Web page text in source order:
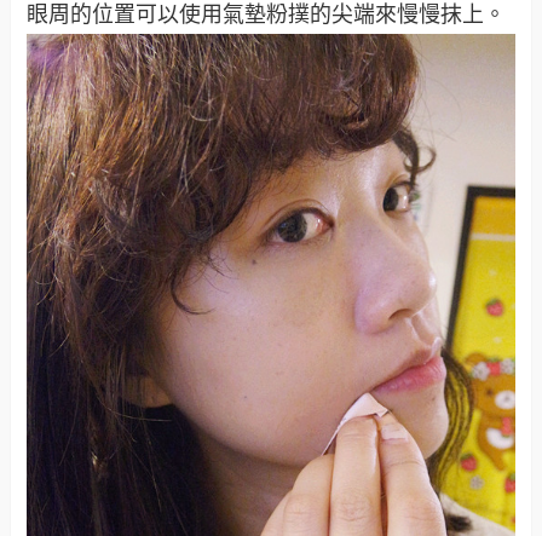
眼周的位置可以使用氣墊粉撲的尖端來慢慢抹上。